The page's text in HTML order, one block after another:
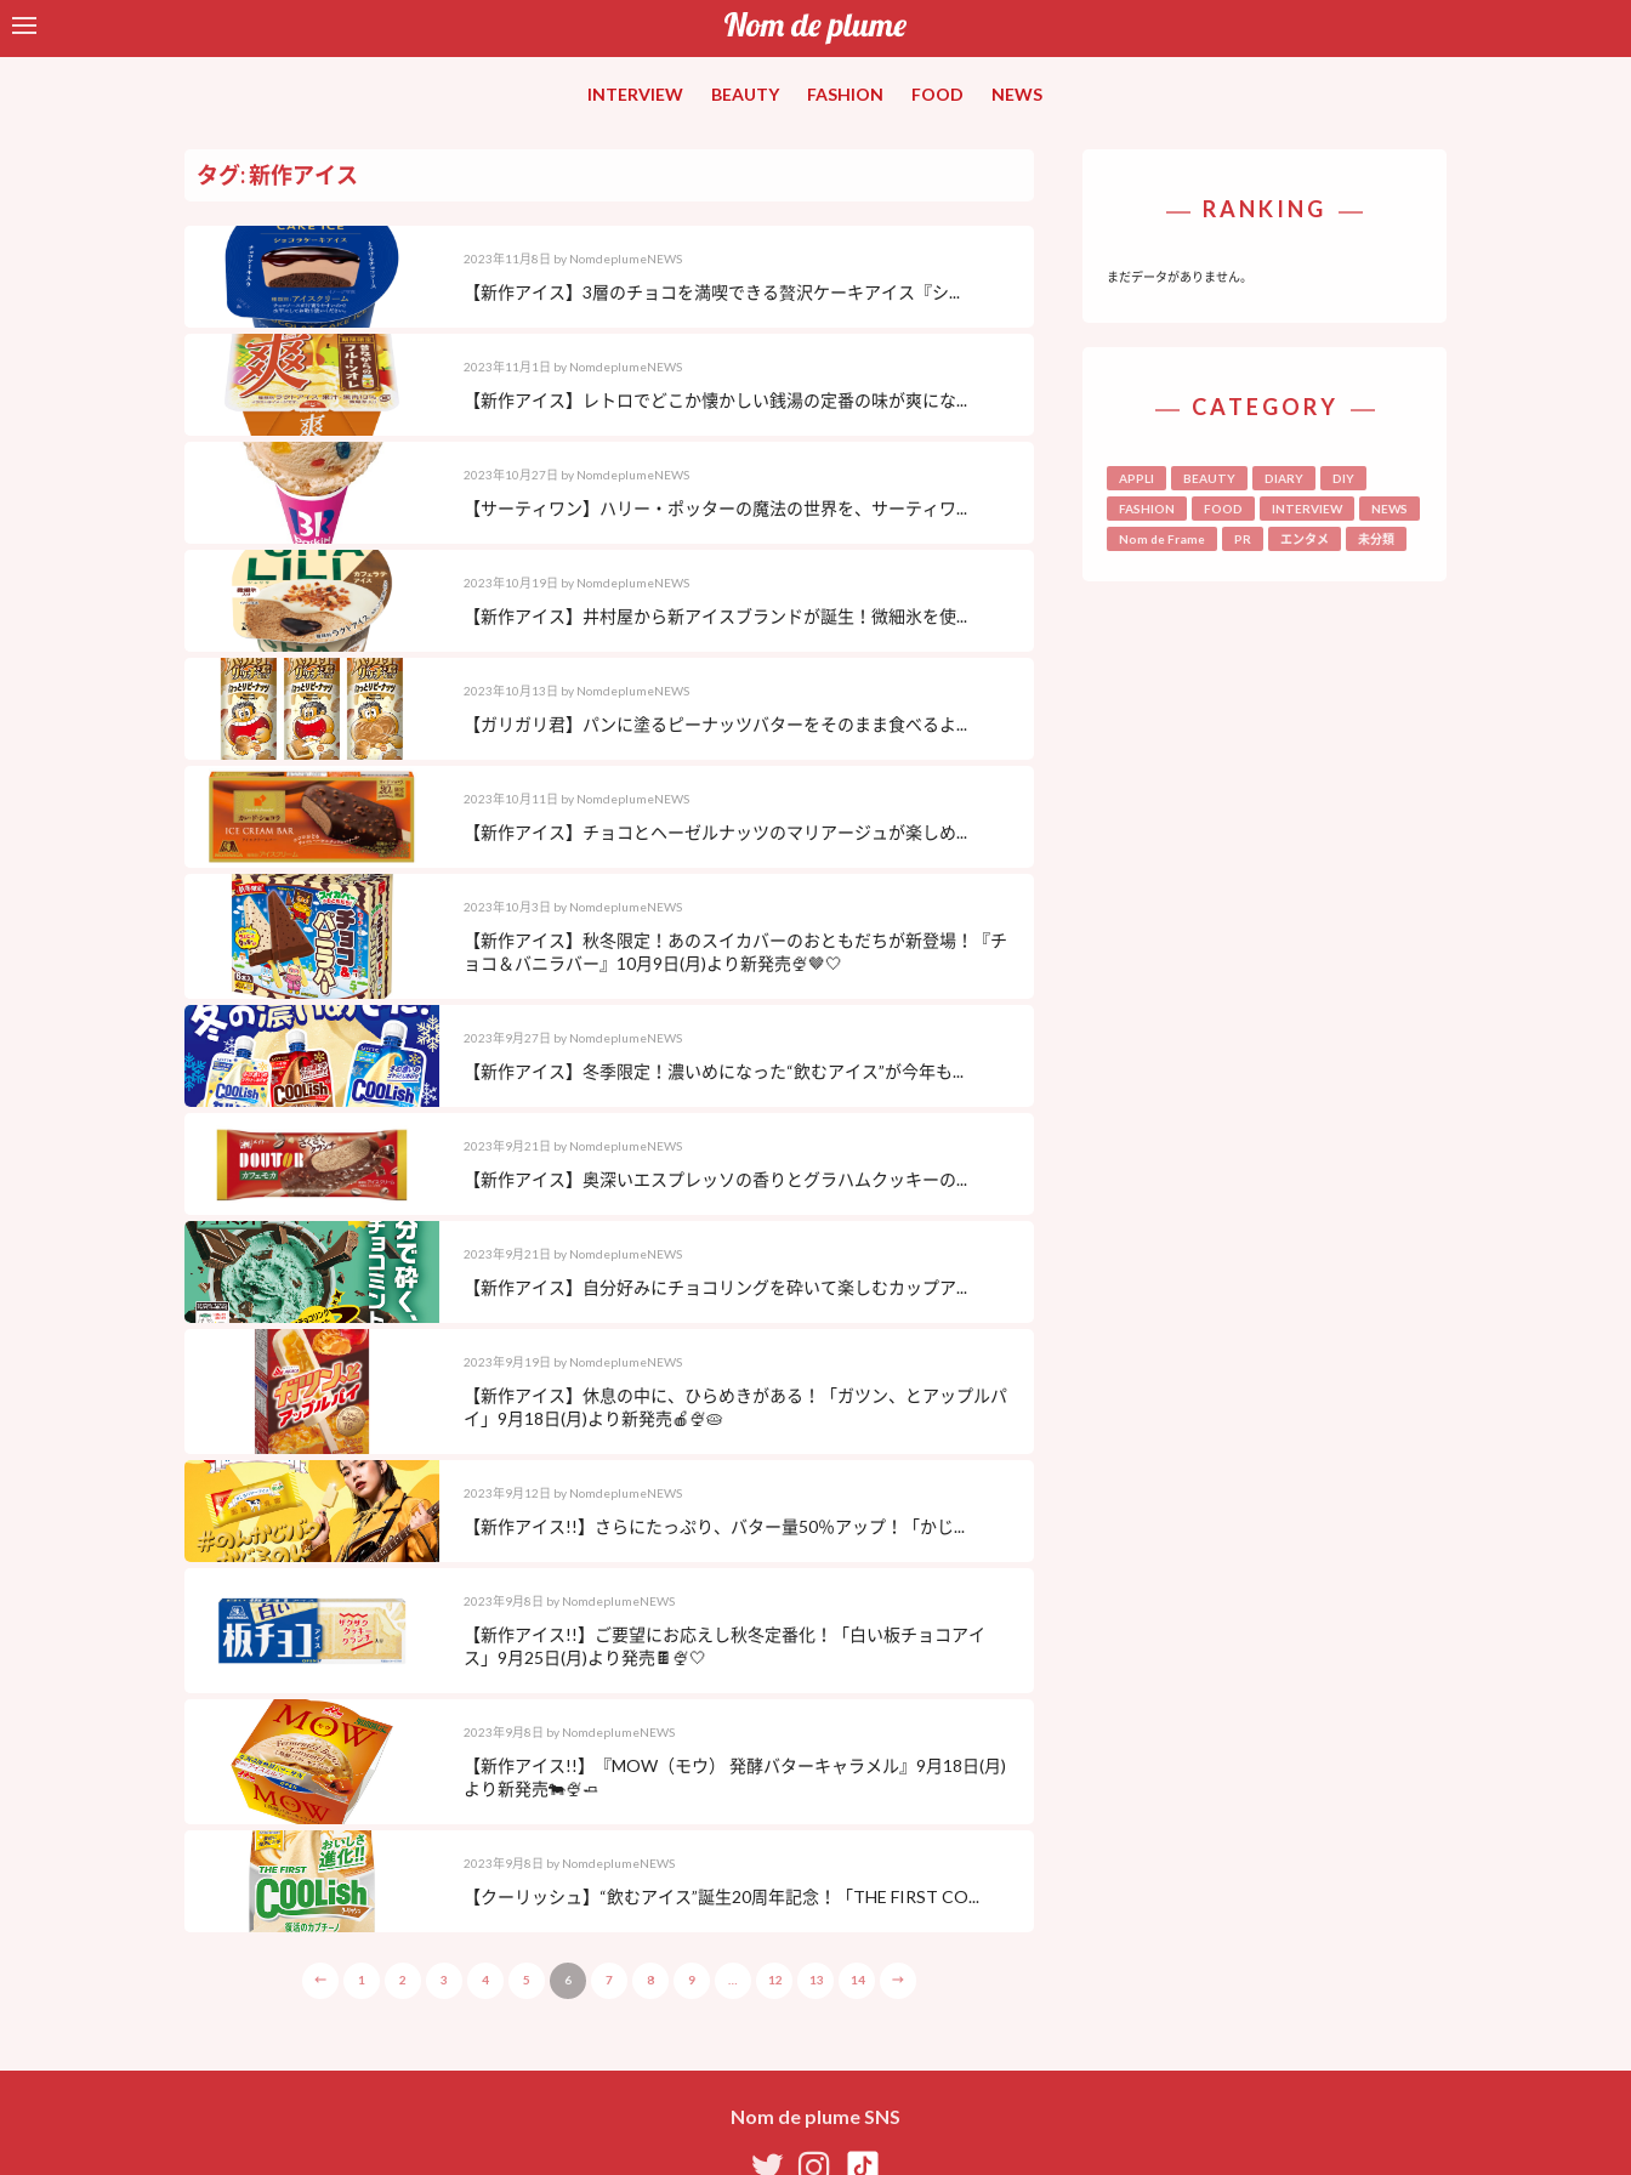
INTERVIEW BEAUTY FASHION FOOD NEWS
タグ: 新作アイス
2023年11月8日 by NomdeplumeNEWS
【新作アイス】3層のチョコを満喫できる贅沢ケーキアイス『シ...
2023年11月1日 by NomdeplumeNEWS
【新作アイス】レトロでどこか懐かしい銭湯の定番の味が爽にな...
2023年10月27日 by NomdeplumeNEWS
【サーティワン】ハリー・ポッターの魔法の世界を、サーティワ...
2023年10月19日 by NomdeplumeNEWS
【新作アイス】井村屋から新アイスブランドが誕生！微細氷を使...
2023年10月13日 by NomdeplumeNEWS
【ガリガリ君】パンに塗るピーナッツバターをそのまま食べるよ...
2023年10月11日 by NomdeplumeNEWS
【新作アイス】チョコとヘーゼルナッツのマリアージュが楽しめ...
2023年10月3日 by NomdeplumeNEWS
【新作アイス】秋冬限定！あのスイカバーのおともだちが新登場！『チ
ョコ＆バニラバー』10月9日(月)より新発売🍨🤎🤍
2023年9月27日 by NomdeplumeNEWS
【新作アイス】冬季限定！濃いめになった“飲むアイス”が今年も...
2023年9月21日 by NomdeplumeNEWS
【新作アイス】奥深いエスプレッソの香りとグラハムクッキーの...
2023年9月21日 by NomdeplumeNEWS
【新作アイス】自分好みにチョコリングを砕いて楽しむカップア...
2023年9月19日 by NomdeplumeNEWS
【新作アイス】休息の中に、ひらめきがある！「ガツン、とアップルパ
イ」9月18日(月)より新発売🍎🍨🥧
2023年9月12日 by NomdeplumeNEWS
【新作アイス!!】さらにたっぷり、バター量50％アップ！「かじ...
2023年9月8日 by NomdeplumeNEWS
【新作アイス!!】ご要望にお応えし秋冬定番化！「白い板チョコアイ
ス」9月25日(月)より発売🍫🍨🤍
2023年9月8日 by NomdeplumeNEWS
【新作アイス!!】『MOW（モウ） 発酵バターキャラメル』9月18日(月)
より新発売🐄🍨🧈
2023年9月8日 by NomdeplumeNEWS
【クーリッシュ】“飲むアイス”誕生20周年記念！「THE FIRST CO...
← 1 2 3 4 5 6 7 8 9 12 13 14 →
RANKING
まだデータがありません。
CATEGORY
APPLI BEAUTY DIARY DIY
FASHION FOOD INTERVIEW NEWS
Nom de Frame PR エンタメ 未分類
Nom de plume SNS